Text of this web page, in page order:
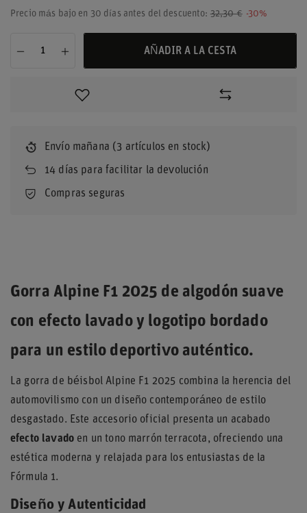
Precio más bajo en 30 días antes del descuento: 32,30 € -30%
AÑADIR A LA CESTA
Envío mañana (3 artículos en stock)
14 días para facilitar la devolución
Compras seguras
Gorra Alpine F1 2025 de algodón suave
con efecto lavado y logotipo bordado
para un estilo deportivo auténtico.
La gorra de béisbol Alpine F1 2025 combina la herencia del
automovilismo con un diseño contemporáneo de estilo
desgastado. Este accesorio oficial presenta un acabado
efecto lavado en un tono marrón terracota, ofreciendo una
estética moderna y relajada para los entusiastas de la
Fórmula 1.
Diseño y Autenticidad